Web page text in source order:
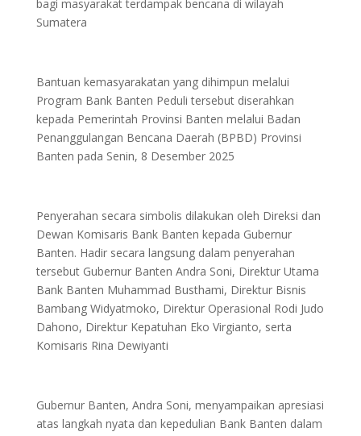
bagi masyarakat terdampak bencana di wilayah
Sumatera
Bantuan kemasyarakatan yang dihimpun melalui
Program Bank Banten Peduli tersebut diserahkan
kepada Pemerintah Provinsi Banten melalui Badan
Penanggulangan Bencana Daerah (BPBD) Provinsi
Banten pada Senin, 8 Desember 2025
Penyerahan secara simbolis dilakukan oleh Direksi dan
Dewan Komisaris Bank Banten kepada Gubernur
Banten. Hadir secara langsung dalam penyerahan
tersebut Gubernur Banten Andra Soni, Direktur Utama
Bank Banten Muhammad Busthami, Direktur Bisnis
Bambang Widyatmoko, Direktur Operasional Rodi Judo
Dahono, Direktur Kepatuhan Eko Virgianto, serta
Komisaris Rina Dewiyanti
Gubernur Banten, Andra Soni, menyampaikan apresiasi
atas langkah nyata dan kepedulian Bank Banten dalam